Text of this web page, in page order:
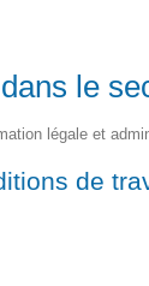
le
légale et
de